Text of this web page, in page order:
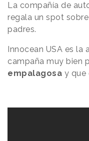
La compañía de
regala un spot
padres.
Innocean USA es
campaña muy bien
empalagosa y que